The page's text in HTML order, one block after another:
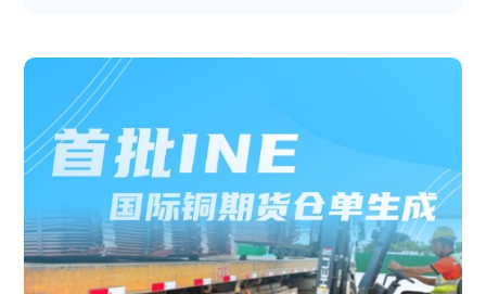
和个人“优秀共产党员”“优秀党务工作者”“先进
基层党组织”荣誉。炬申股份党支部获评“丹灶
镇先进基层党组织”。